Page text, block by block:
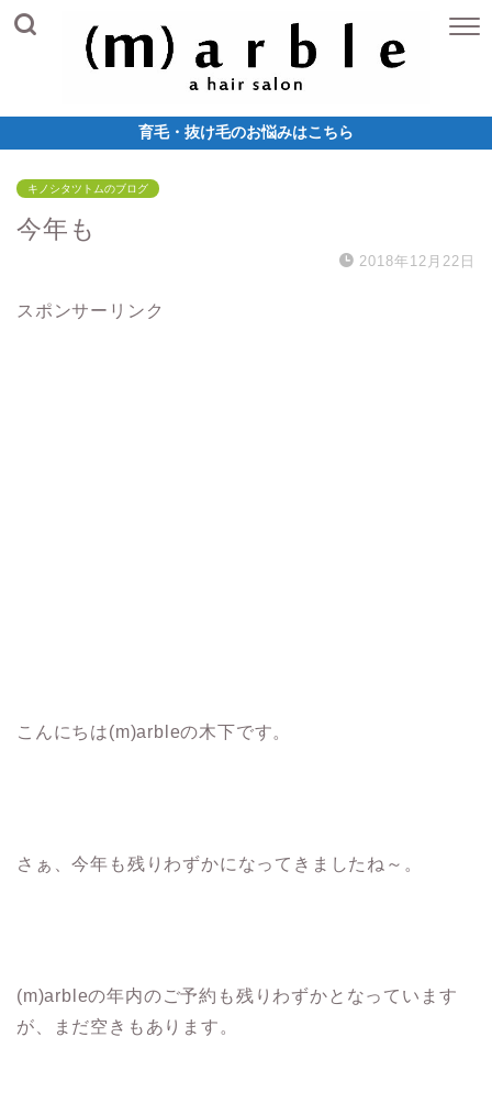
育毛・抜け毛のお悩みはこちら
キノシタツトムのブログ
今年も
2018年12月22日
スポンサーリンク
こんにちは(m)arbleの木下です。
さぁ、今年も残りわずかになってきましたね～。
(m)arbleの年内のご予約も残りわずかとなっています
が、まだ空きもあります。